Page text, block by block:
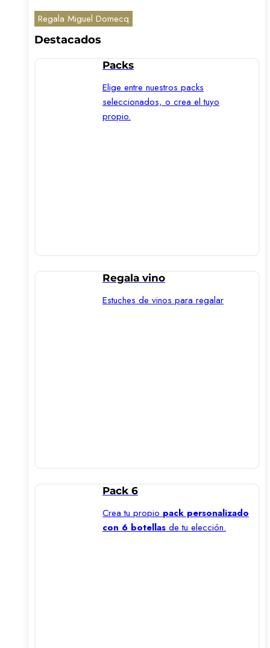
Regala Miguel Domecq
Destacados
Packs
Elige entre nuestros packs
seleccionados, o crea el tuyo
propio.
Regala vino
Estuches de vinos para regalar
Pack 6
Crea tu propio pack personalizado
con 6 botellas de tu elección.